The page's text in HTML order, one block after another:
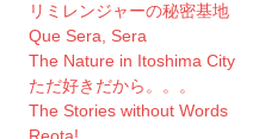
リミレンジャーの秘密基地
Que Sera, Sera
The Nature in Itoshima City
ただ好きだから。。。
The Stories without Words